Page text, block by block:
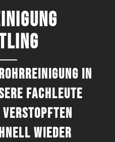
in
Fachleute
verstopften
wieder